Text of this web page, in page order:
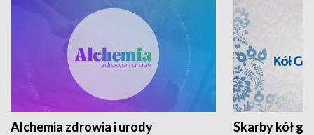
Alchemia zdrowia i urody Skarby kół